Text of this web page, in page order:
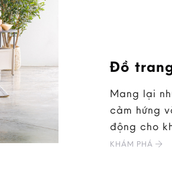
Đồ
Mang lại
cảm hứng
động cho
KHÁM PHÁ